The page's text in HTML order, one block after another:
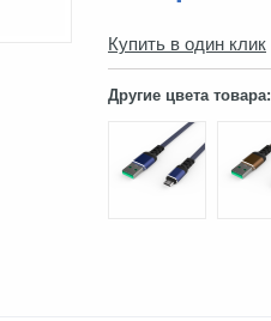
Купить в один клик
Другие цвета товара: